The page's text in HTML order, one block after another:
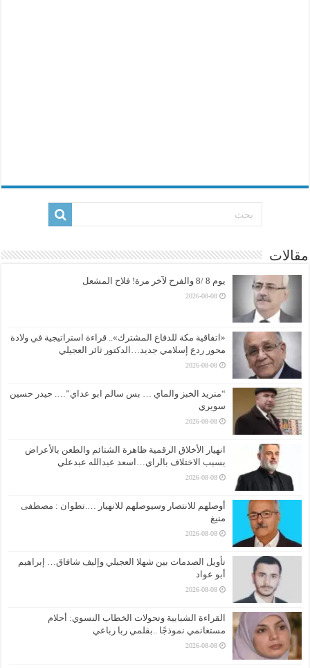
مقالات
يوم 8 /8 والفرح لآخر مرة! فلاح المشعل
2026-08-08
«اتفاقية مكة للدفاع المشترك».. قراءة استراتيجية في ولادة
محور ردع إسلامي جديد…الدكتور ثائر العجيلي
2026-08-08
“منريد الخبز والماي … بس سالم ابو عداي”…. حيدر حسين
سويري
2026-08-08
انهيار الأخلاق الرقمية ظاهرة الشتائم والطعن بالأعراض
بسبب الاختلاف بالراي…اسعد عبدالله عبدعلي
2026-08-08
أوصلهم للانتصار وسيوصلهم للانهيار ….تطوان : مصطفى
منيغ
2026-08-08
تأويل الصدمات بين شهلا العجيلي وإليف شافاق… إبراهيم
أبو عواد
2026-08-08
القراءة الشبابية وتحولات الخطاب النسوي: أحلام
مستغانمي نموذجًا ..بقلمي ربا رباعي
2026-08-08